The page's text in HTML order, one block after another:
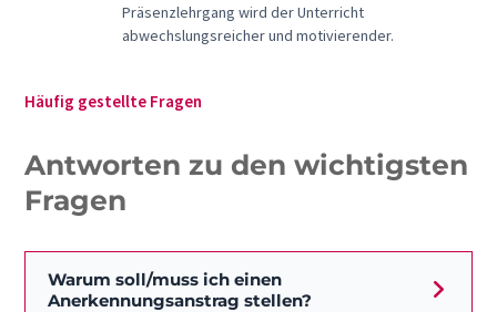
Präsenzlehrgang wird der Unterricht
abwechslungsreicher und motivierender.
Häufig gestellte Fragen
Antworten zu den wichtigsten
Fragen
Warum soll/muss ich einen
Anerkennungsanstrag stellen?